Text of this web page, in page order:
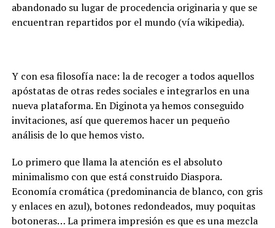
abandonado su lugar de procedencia originaria y que se
encuentran repartidos por el mundo (vía wikipedia).
Y con esa filosofía nace: la de recoger a todos aquellos
apóstatas de otras redes sociales e integrarlos en una
nueva plataforma. En Diginota ya hemos conseguido
invitaciones, así que queremos hacer un pequeño
análisis de lo que hemos visto.
Lo primero que llama la atención es el absoluto
minimalismo con que está construido Diaspora.
Economía cromática (predominancia de blanco, con gris
y enlaces en azul), botones redondeados, muy poquitas
botoneras… La primera impresión es que es una mezcla